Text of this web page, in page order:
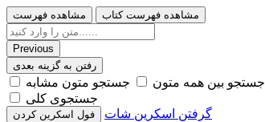
مشاهده فهرست مشاهده فهرست کتاب
Previous
رفتن به گزینه بعدی
ﺟﺴﺘﺠﻮ ﺑﯿﻦ ﻫﻤﻪ ﻣﺘﻮﻥ
ﺟﺴﺘﺠﻮ ﻣﺘﻮﻥ ﻣﺸﺎﺑﻪ
ﺟﺴﺘﺠﻮﯼ ﮐﻠﯽ
ﻓﻮﻝ اﺳﮑﺮﯾﻦ ﮐﺮﺩﻥ گرفتن اسکرین شات